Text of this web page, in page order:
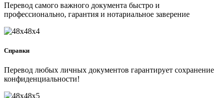
Перевод самого важного документа быстро и
профессионально, гарантия и нотариальное заверение
Справки
Перевод любых личных документов гарантирует сохранение
конфиденциальности!